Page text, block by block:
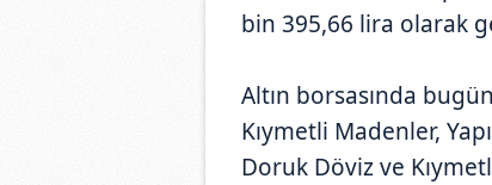
bin 395,66 lira olarak
Altın borsasında
Kıymetli Madenler,
Doruk Döviz ve